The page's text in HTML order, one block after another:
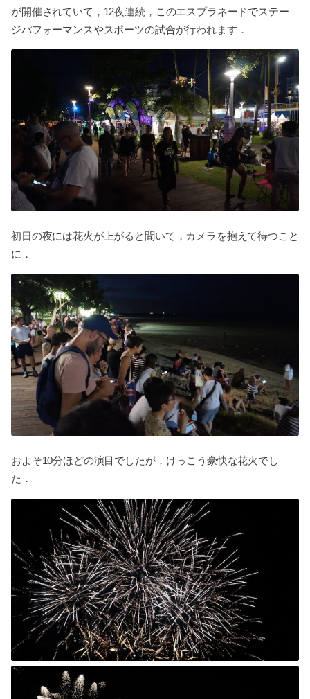
が開催されていて，12夜連続，このエスプラネードでステー
ジパフォーマンスやスポーツの試合が行われます．
初日の夜には花火が上がると聞いて，カメラを抱えて待つこと
に．
およそ10分ほどの演目でしたが，けっこう豪快な花火でし
た．